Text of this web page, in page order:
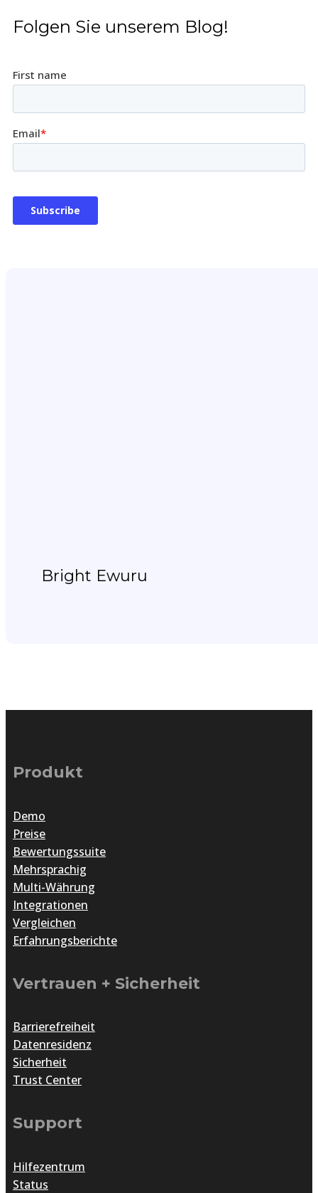
Folgen Sie unserem Blog!
Bright Ewuru
Produkt
Demo
Preise
Bewertungssuite
Mehrsprachig
Multi-Währung
Integrationen
Vergleichen
Erfahrungsberichte
Vertrauen + Sicherheit
Barrierefreiheit
Datenresidenz
Sicherheit
Trust Center
Support
Hilfezentrum
Status